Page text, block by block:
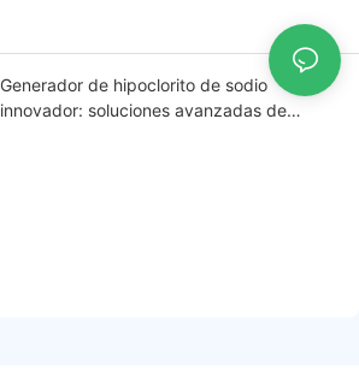
Generador de hipoclorito de sodio
innovador: soluciones avanzadas de